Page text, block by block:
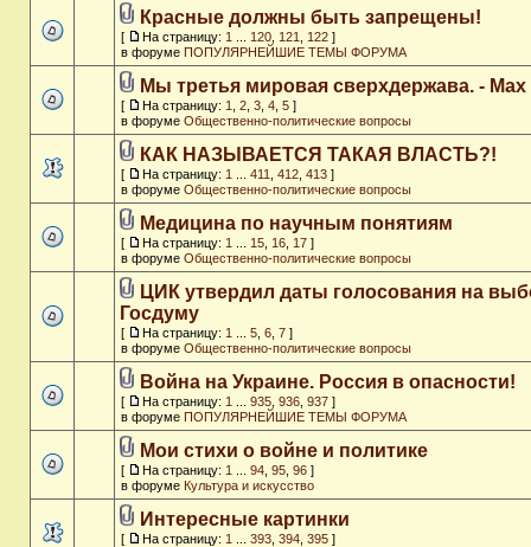
Красные должны быть запрещены!
[ На страницу: 1 120 121 122 ]
в форуме ПОПУЛЯРНЕЙШИЕ ТЕМЫ ФОРУМА
Мы третья мировая сверхдержава. - Max
[ На страницу: 1 2 3 4 5 ]
в форуме Общественно-политические вопросы
КАК НАЗЫВАЕТСЯ ТАКАЯ ВЛАСТЬ?!
[ На страницу: 1 411 412 413 ]
в форуме Общественно-политические вопросы
Медицина по научным понятиям
[ На страницу: 1 15 16 17 ]
в форуме Общественно-политические вопросы
ЦИК утвердил даты голосования на
Госдуму
[ На страницу: 1 5 6 7 ]
в форуме Общественно-политические вопросы
Война на Украине. Россия в опасности!
[ На страницу: 1 935 936 937 ]
в форуме ПОПУЛЯРНЕЙШИЕ ТЕМЫ ФОРУМА
Мои стихи о войне и политике
[ На страницу: 1 94 95 96 ]
в форуме Культура и искусство
Интересные картинки
[ На страницу: 1 393 394 395 ]